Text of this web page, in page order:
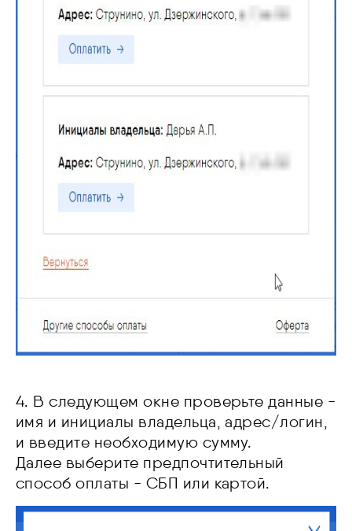
4. В следующем окне проверьте данные -
имя и инициалы владельца, адрес/логин,
и введите необходимую сумму.
Далее выберите предпочтительный
способ оплаты - СБП или картой.